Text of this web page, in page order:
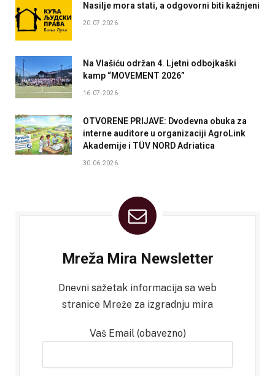
Nasilje mora stati, a odgovorni biti kažnjeni
20.07.2026
Na Vlašiću održan 4. Ljetni odbojkaški
kamp “MOVEMENT 2026”
16.07.2026
OTVORENE PRIJAVE: Dvodevna obuka za
interne auditore u organizaciji AgroLink
Akademije i TÜV NORD Adriatica
30.06.2026
Mreža Mira Newsletter
Dnevni sažetak informacija sa web
stranice Mreže za izgradnju mira
Vaš Email (obavezno)